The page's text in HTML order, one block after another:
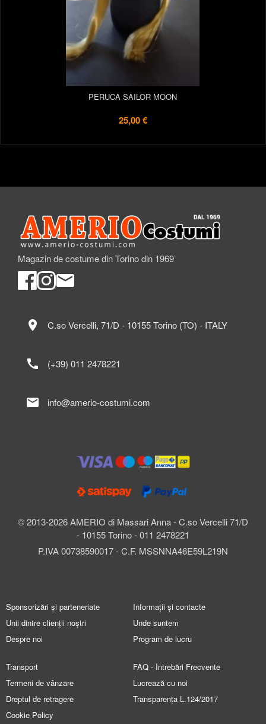
PERUCA SAILOR MOON
25,00 €
Magazin de costume din Torino din 1969
© 2013-2026 AMERIO di Massari Anna - C.so Vercelli 71/D
- 10155 Torino - 011 2478221
P.IVA 00738590017 - C.F. MSSNNA46E59L219N
location_on C.so Vercelli, 71/D - 10155 Torino (TO) - ITALY
call (+39) 011 2478221
mail info@amerio-costumi.com
Sponsorizări și parteneriate
Unii dintre clienții noștri
Despre noi
Informații și contacte
Unde suntem
Program de lucru
Transport
Termeni de vânzare
Dreptul de retragere
Cookie Policy
FAQ - Întrebări Frecvente
Lucrează cu noi
Transparența L.124/2017